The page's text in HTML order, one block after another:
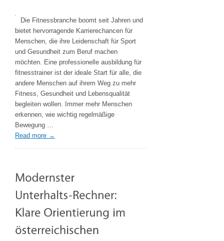
für
Fitnesstrainer:
Der
Einstieg
eine
erfolgreiche
Fitnesskarriere
Die Fitnessbranche boomt seit Jahren und
bietet hervorragende Karrierechancen für
Menschen, die ihre Leidenschaft für Sport
und Gesundheit zum Beruf machen
möchten. Eine professionelle ausbildung für
fitnesstrainer ist der ideale Start für alle, die
andere Menschen auf ihrem Weg zu mehr
Fitness, Gesundheit und Lebensqualität
begleiten wollen. Immer mehr Menschen
erkennen, wie wichtig regelmäßige
Bewegung …
Read more →